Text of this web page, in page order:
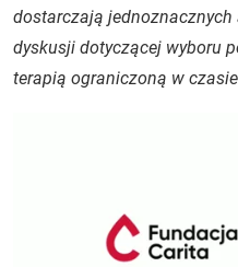
dostarczają
dyskusji dotyczącej wyboru
terapią ograniczoną w